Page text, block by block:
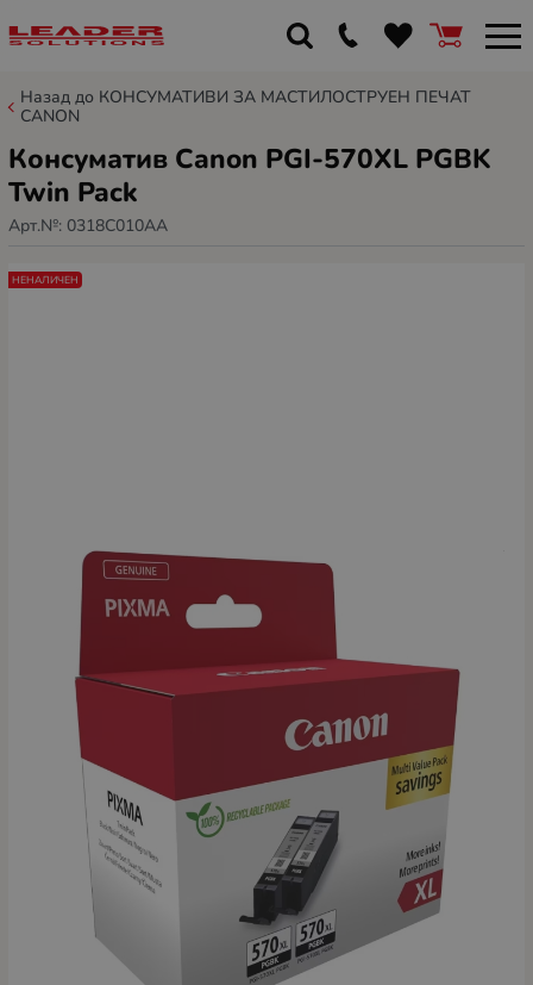
Назад до КОНСУМАТИВИ ЗА МАСТИЛОСТРУЕН ПЕЧАТ
CANON
Консуматив Canon PGI-570XL PGBK
Twin Pack
Арт.№: 0318C010AA
НЕНАЛИЧЕН